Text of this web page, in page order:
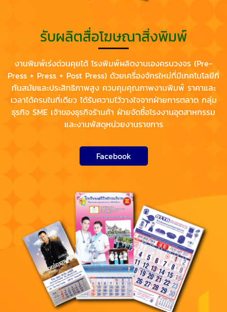
รับผลิตสื่อโฆษณาสิ่งพิมพ์
งานพิมพ์เร่งด่วนคุยได้ โรงพิมพ์ผลิตงานเองครบวงจร (Pre-
Press + Press + Post Press) ด้วยเครื่องจักรใหม่ที่มีเทคโนโลยีที่
ทันสมัยและประสิทธิภาพสูง ควบคุมคุณภาพงานพิมพ์ ราคาและ
เวลาได้ครบในที่เดียว ได้รับความไว้วางใจจากฝ่ายการตลาด กลุ่ม
ธุรกิจ SME เจ้าของธุรกิจร้านค้า ฝ่ายจัดซื้อโรงงานอุตสาหกรรม
และงานพัสดุหน่วยงานราชการ
Facebook